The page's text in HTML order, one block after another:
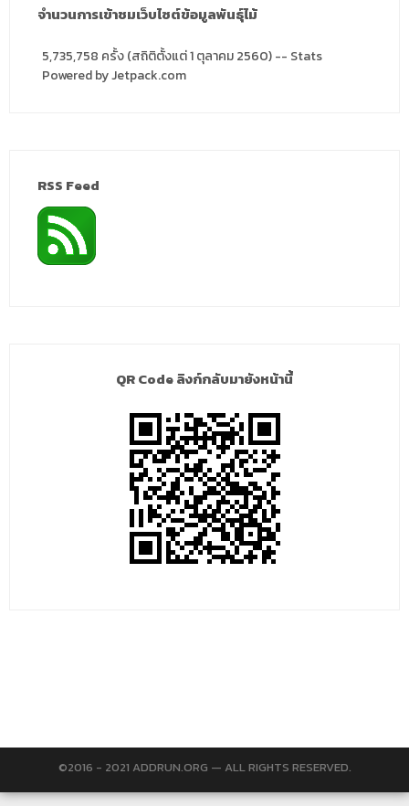
จำนวนการเข้าชมเว็บไซต์ข้อมูลพันธุ์ไม้
5,735,758 ครั้ง (สถิติตั้งแต่ 1 ตุลาคม 2560) -- Stats
Powered by Jetpack.com
RSS Feed
QR Code ลิงก์กลับมายังหน้านี้
©2016 - 2021 ADDRUN.ORG — ALL RIGHTS RESERVED.